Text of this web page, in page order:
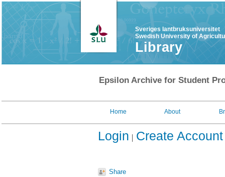
Sveriges lantbruksuniversitet
Swedish University of
Library
Epsilon Archive for Student
Home About
Login Create Account
Share